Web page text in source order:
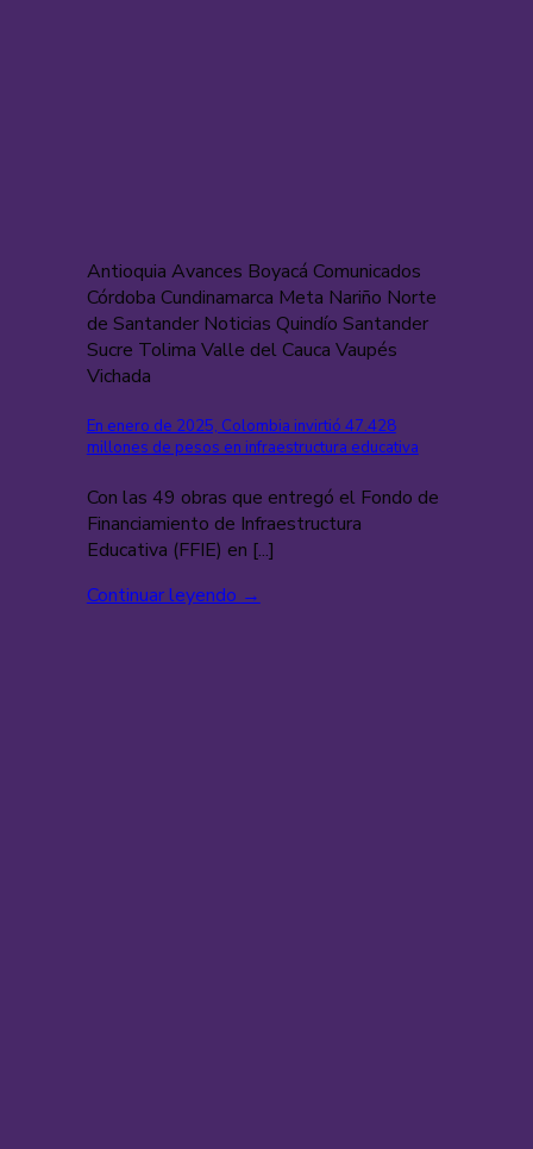
Antioquia Avances Boyacá Comunicados
Córdoba Cundinamarca Meta Nariño Norte
de Santander Noticias Quindío Santander
Sucre Tolima Valle del Cauca Vaupés
Vichada
En enero de 2025, Colombia invirtió 47.428
millones de pesos en infraestructura educativa
Con las 49 obras que entregó el Fondo de
Financiamiento de Infraestructura
Educativa (FFIE) en [...]
Continuar leyendo →